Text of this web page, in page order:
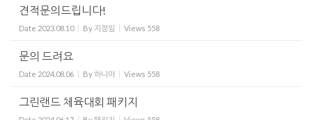
견적문의드립니다!
Date 2023.08.10 By 지정임 Views 558
문의 드려요
Date 2024.08.06 By하니아 Views 558
그린랜드 체육대회 패키지